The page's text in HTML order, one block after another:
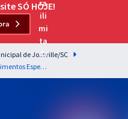
principais
SÓ HOJE!
de Joinville/SC
Câmara Municipal de Joinville/SC - Conhecimentos Específicos Para o Cargo de Controlador Interno (Pós-Edital)